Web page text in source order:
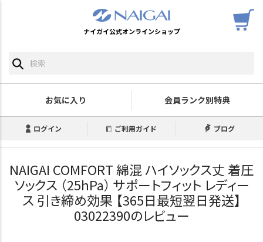
ナイガイ公式オンラインショップ
お気に入り 会員ランク別特典
ログイン ご利用ガイド ブログ
NAIGAI COMFORT 綿混 ハイソックス丈 着圧
ソックス （25hPa） サポートフィット レディー
ス 引き締め効果 【365日最短翌日発送】
03022390のレビュー